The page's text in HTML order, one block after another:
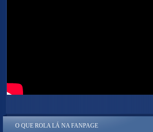
O QUE ROLA LÁ NA FANPAGE